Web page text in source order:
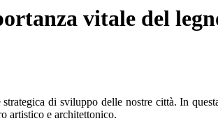
vitale del
di sviluppo delle nostre città. In
artistico e architettonico.